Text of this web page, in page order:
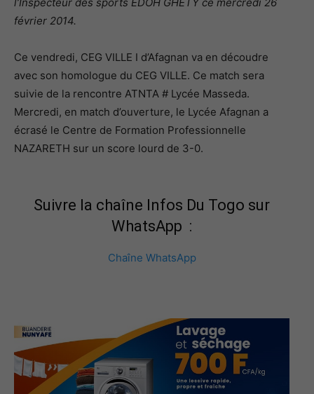
février 2014.
Ce vendredi, CEG VILLE I d’Afagnan va en découdre
avec son homologue du CEG VILLE. Ce match sera
suivie de la rencontre ATNTA # Lycée Masseda.
Mercredi, en match d’ouverture, le Lycée Afagnan a
écrasé le Centre de Formation Professionnelle
NAZARETH sur un score lourd de 3-0.
Suivre la chaîne Infos Du Togo sur
WhatsApp :
Chaîne WhatsApp